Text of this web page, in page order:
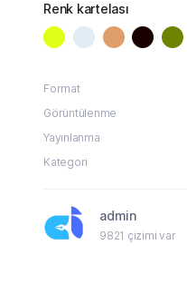
Renk kartelası
Format
Görüntülenme
Yayınlanma
Kategori
admin
9821 çizimi var